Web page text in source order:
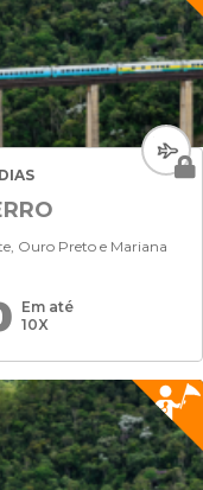
Ouro Preto e Mariana
Em até
10X